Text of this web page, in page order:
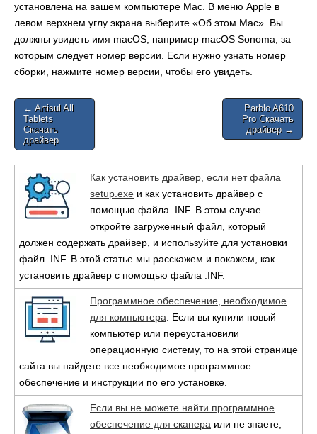
установлена на вашем компьютере Mac. В меню Apple в
левом верхнем углу экрана выберите «Об этом Mac». Вы
должны увидеть имя macOS, например macOS Sonoma, за
которым следует номер версии. Если нужно узнать номер
сборки, нажмите номер версии, чтобы его увидеть.
Post
navigation
← Artisul All
Tablets
Скачать
драйвер
Parblo A610
Pro Скачать
драйвер →
Как установить драйвер, если нет файла
setup.exe и как установить драйвер с
помощью файла .INF. В этом случае
откройте загруженный файл, который
должен содержать драйвер, и используйте для установки
файл .INF. В этой статье мы расскажем и покажем, как
установить драйвер с помощью файла .INF.
Программное обеспечение, необходимое
для компьютера. Если вы купили новый
компьютер или переустановили
операционную систему, то на этой странице
сайта вы найдете все необходимое программное
обеспечение и инструкции по его установке.
Если вы не можете найти программное
обеспечение для сканера или не знаете,